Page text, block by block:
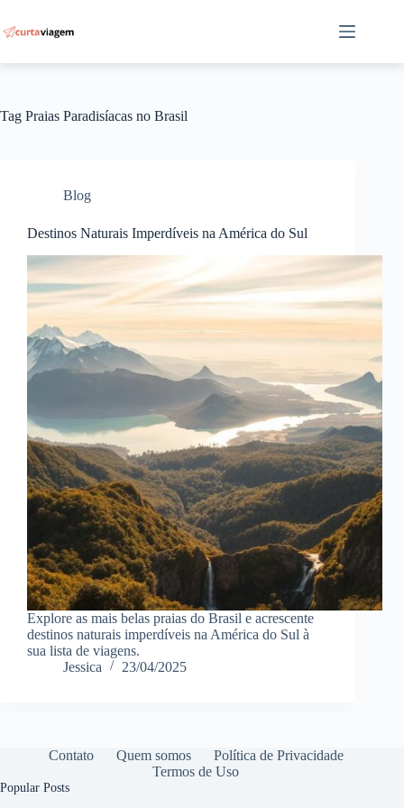
para
o
Tag Praias Paradisíacas no Brasil
Blog
Destinos Naturais Imperdíveis na América do Sul
Explore as mais belas praias do Brasil e acrescente
destinos naturais imperdíveis na América do Sul à
sua lista de viagens.
Jessica
23/04/2025
Contato Quem somos
Política de Privacidade
Termos de Uso
Popular Posts